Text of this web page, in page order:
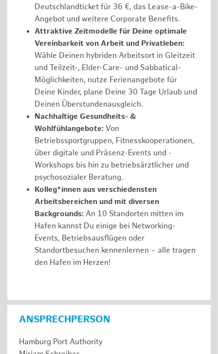
Deutschlandticket für 36 €, das Lease-a-Bike-
Angebot und weitere Corporate Benefits.
Attraktive Zeitmodelle für Deine optimale
Vereinbarkeit von Arbeit und Privatleben:
Wähle Deinen hybriden Arbeitsort in Gleitzeit
und Teilzeit-, Elder-Care- und Sabbatical-
Möglichkeiten, nutze Ferienangebote für
Deine Kinder, plane Deine 30 Tage Urlaub und
Deinen Überstundenausgleich.
Nachhaltige Gesundheits- &
Wohlfühlangebote: Von
Betriebssportgruppen, Fitnesskooperationen,
über digitale und Präsenz-Events und -
Workshops bis hin zu betriebsärztlicher und
psychosozialer Beratung.
Kolleg*innen aus verschiedensten
Arbeitsbereichen und mit diversen
Backgrounds: An 10 Standorten mitten im
Hafen kannst Du einige bei Networking-
Events, Betriebsausflügen oder
Standortbesuchen kennenlernen – alle tragen
den Hafen im Herzen!
ANSPRECHPERSON
Hamburg Port Authority